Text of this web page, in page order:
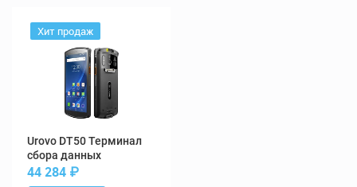
Хит продаж
DT50 Терминал
сбора данных
44 284 ₽